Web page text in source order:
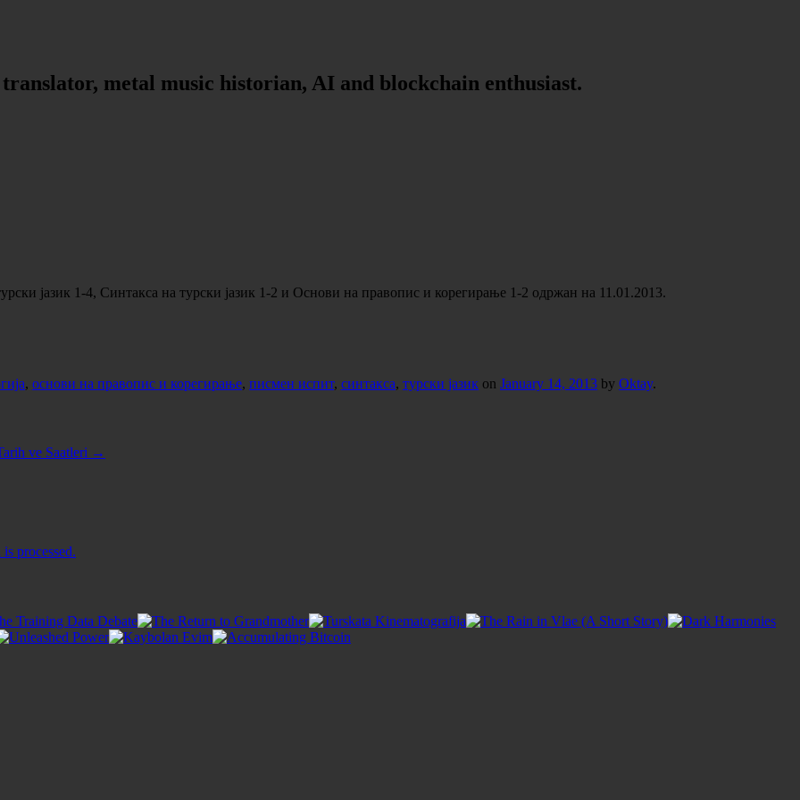
metal music historian, AI and blockchain enthusiast.
јазик 1-4, Синтакса на турски јазик 1-2 и Основи на правопис и корегирање 1-2 одржан на 11.01.2013.
, основи на правопис и корегирање, писмен испит, синтакса, турски јазик on January 14, 2013 by Oktay.
ve Saatleri →
processed.